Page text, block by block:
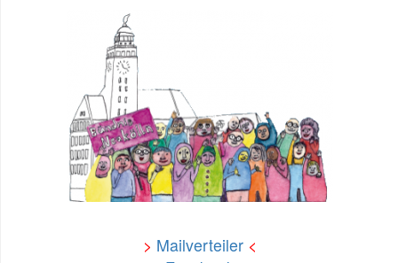
> Mailverteiler <